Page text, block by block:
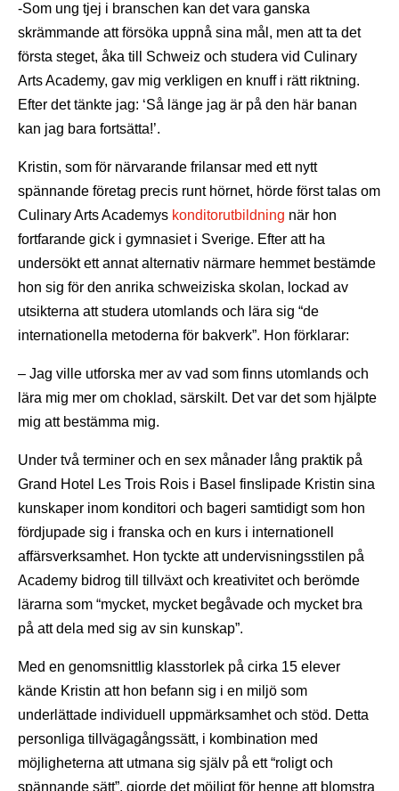
-Som ung tjej i branschen kan det vara ganska
skrämmande att försöka uppnå sina mål, men att ta det
första steget, åka till Schweiz och studera vid Culinary
Arts Academy, gav mig verkligen en knuff i rätt riktning.
Efter det tänkte jag: ‘Så länge jag är på den här banan
kan jag bara fortsätta!’.
Kristin, som för närvarande frilansar med ett nytt
spännande företag precis runt hörnet, hörde först talas om
Culinary Arts Academys konditorutbildning när hon
fortfarande gick i gymnasiet i Sverige. Efter att ha
undersökt ett annat alternativ närmare hemmet bestämde
hon sig för den anrika schweiziska skolan, lockad av
utsikterna att studera utomlands och lära sig “de
internationella metoderna för bakverk”. Hon förklarar:
– Jag ville utforska mer av vad som finns utomlands och
lära mig mer om choklad, särskilt. Det var det som hjälpte
mig att bestämma mig.
Under två terminer och en sex månader lång praktik på
Grand Hotel Les Trois Rois i Basel finslipade Kristin sina
kunskaper inom konditori och bageri samtidigt som hon
fördjupade sig i franska och en kurs i internationell
affärsverksamhet. Hon tyckte att undervisningsstilen på
Academy bidrog till tillväxt och kreativitet och berömde
lärarna som “mycket, mycket begåvade och mycket bra
på att dela med sig av sin kunskap”.
Med en genomsnittlig klasstorlek på cirka 15 elever
kände Kristin att hon befann sig i en miljö som
underlättade individuell uppmärksamhet och stöd. Detta
personliga tillvägagångssätt, i kombination med
möjligheterna att utmana sig själv på ett “roligt och
spännande sätt”, gjorde det möjligt för henne att blomstra